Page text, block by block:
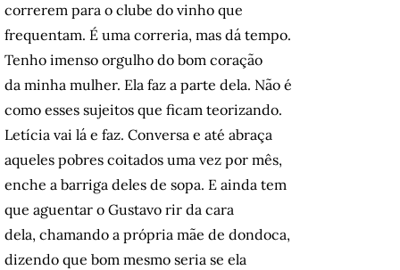
correrem para o clube do vinho que
frequentam. É uma correria, mas dá tempo.
Tenho imenso orgulho do bom coração
da minha mulher. Ela faz a parte dela. Não é
como esses sujeitos que ficam teorizando.
Letícia vai lá e faz. Conversa e até abraça
aqueles pobres coitados uma vez por mês,
enche a barriga deles de sopa. E ainda tem
que aguentar o Gustavo rir da cara
dela, chamando a própria mãe de dondoca,
dizendo que bom mesmo seria se ela